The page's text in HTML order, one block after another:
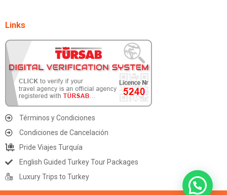
Términos y Condiciones
Condiciones de Cancelación
Pride Viajes Turquía
English Guided Turkey Tour Packages
© Copyright 2024 All rights reserved Pride Travel Agency - BHN
MAVI TURIZM - TURSAB Registration Number: A-5240